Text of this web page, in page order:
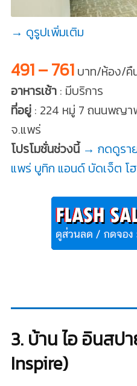
→ ดูรูปเพิ่มเติม
491 – 761บาท/ห้อง/คื
อาหารเช้า: มีบริการ
ที่อยู่: 224 หมู่ 7 ถนนพญา
จ.แพร่
โปรโมชั่นช่วงนี้ → กดดูรา
แพร่ บูทิก แอนด์ บัดเจ็ต โ
3. บ้าน ไอ อินสป
Inspire)